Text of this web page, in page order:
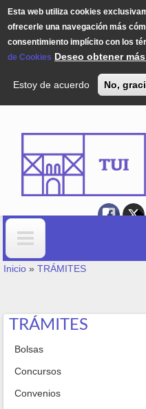
Esta web utiliza cookies
ofrecerle una navegación más
consentimiento implícito con los
de Cookies Deseo obtener
Estoy de acuerdo No,
Formulario
USTED ESTÁ AQUÍ
Inicio » TRÁMITES
TRÁMITES
Bolsas
Concursos
Convenios